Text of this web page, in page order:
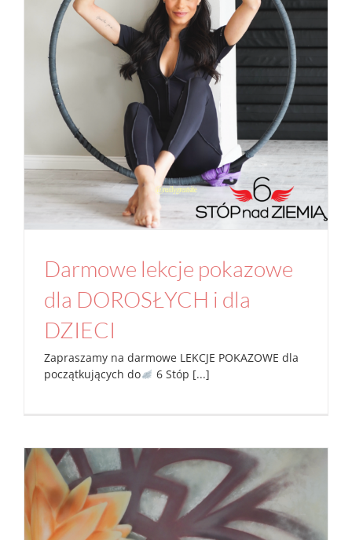
Darmowe lekcje pokazowe dla DOROSŁYCH i
dla DZIECI
Aktualności
Darmowe lekcje pokazowe
dla DOROSŁYCH i dla
DZIECI
Zapraszamy na darmowe LEKCJE POKAZOWE dla
początkujących do
6 Stóp [...]